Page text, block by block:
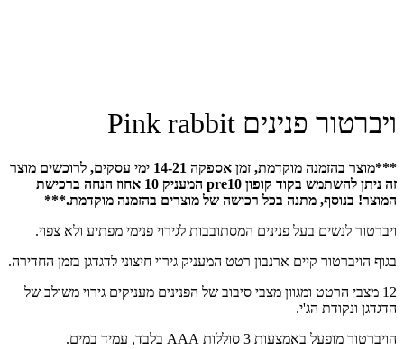
ויברטור פנינים Pink rabbit
***מוצר בהזמנה מוקדמת, זמן אספקה 14-21 ימי עסקים, לרוכשים מוצר
זה ניתן להשתמש בקוד קופון pre10 המעניק 10 אחוז הנחה ברכישת
המוצר! בנוסף, מתנה בכל רכישה של מוצרים בהזמנה מוקדמת.***
ויברטור לנשים בעל פנינים המסתובבות לגירוי פנימי מפתיע ולא צפוי.
בגוף הויברטור קיים ארנבון רטט המעניק גירוי חיצוני לדגדגן בזמן החדירה.
12 מצבי הרטט ומגוון מצבי סיבוב של הפנינים מעניקים גירוי משולב של
הדגדגן ונקודת הג'י.
הויברטור מופעל באמצעות 3 סוללות AAA בלבד, עמיד במים.